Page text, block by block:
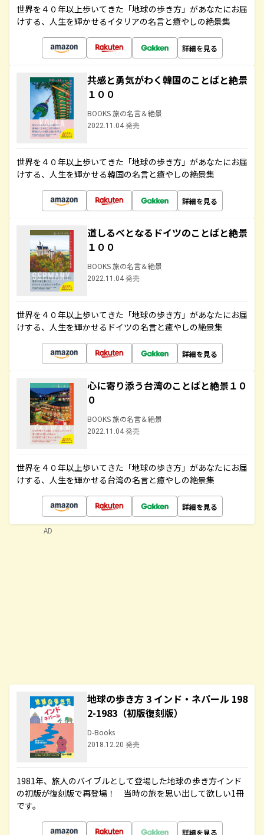
世界を４０年以上歩いてきた「地球の歩き方」があなたにお届
けする、人生を輝かせるイタリアの名言と癒やしの絶景集
詳細を見る
共感と勇気がわく韓国のことばと絶景
１００
BOOKS 旅の名言＆絶景
2022.11.04 発売
世界を４０年以上歩いてきた「地球の歩き方」があなたにお届
けする、人生を輝かせる韓国の名言と癒やしの絶景集
詳細を見る
道しるべとなるドイツのことばと絶景
１００
BOOKS 旅の名言＆絶景
2022.11.04 発売
世界を４０年以上歩いてきた「地球の歩き方」があなたにお届
けする、人生を輝かせるドイツの名言と癒やしの絶景集
詳細を見る
心に寄り添う台湾のことばと絶景１０
０
BOOKS 旅の名言＆絶景
2022.11.04 発売
世界を４０年以上歩いてきた「地球の歩き方」があなたにお届
けする、人生を輝かせる台湾の名言と癒やしの絶景集
詳細を見る
地球の歩き方 3 インド・ネパール 198
2-1983（初版復刻版）
D-Books
2018.12.20 発売
1981年、旅人のバイブルとして登場した地球の歩き方インド
の初版が復刻版で再登場！ 当時の旅を思い出して欲しい1冊
です。
詳細を見る
AD